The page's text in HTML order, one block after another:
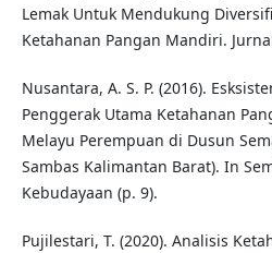
Lemak Untuk Mendukung
Ketahanan Pangan Mandiri.
Nusantara, A. S. P. (2016).
Penggerak Utama Ketahanan
Melayu Perempuan di Dusun
Sambas Kalimantan Barat). In
Kebudayaan (p. 9).
Pujilestari, T. (2020). Analisis